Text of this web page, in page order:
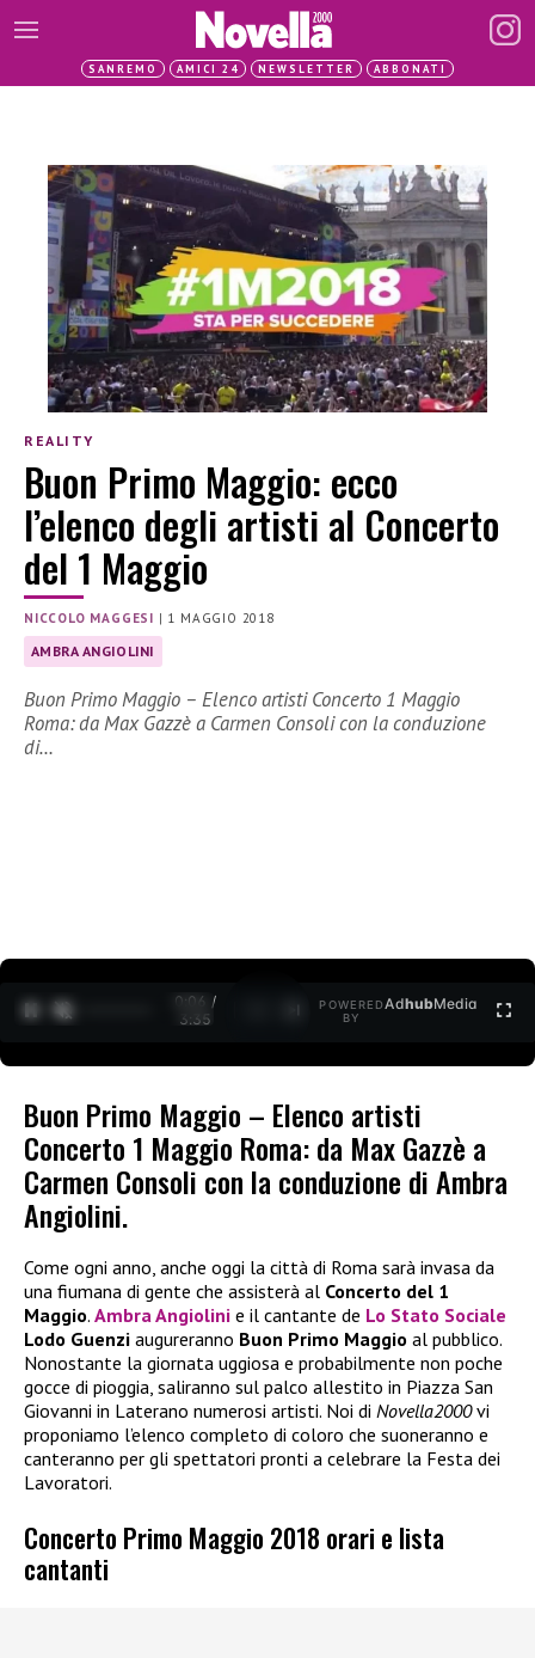
SANREMO AMICI 24 NEWSLETTER ABBONATI
REALITY
Buon Primo Maggio: ecco
l’elenco degli artisti al Concerto
del 1 Maggio
NICCOLO MAGGESI | 1 MAGGIO 2018
AMBRA ANGIOLINI
Buon Primo Maggio – Elenco artisti Concerto 1 Maggio
Roma: da Max Gazzè a Carmen Consoli con la conduzione
di…
0:07 /
3:35
POWERED
BY
AdhubMedia
Buon Primo Maggio – Elenco artisti
Concerto 1 Maggio Roma: da Max Gazzè a
Carmen Consoli con la conduzione di Ambra
Angiolini.
Come ogni anno, anche oggi la città di Roma sarà invasa da
una fiumana di gente che assisterà al Concerto del 1
Maggio. Ambra Angiolini e il cantante de Lo Stato Sociale
Lodo Guenzi augureranno Buon Primo Maggio al pubblico.
Nonostante la giornata uggiosa e probabilmente non poche
gocce di pioggia, saliranno sul palco allestito in Piazza San
Giovanni in Laterano numerosi artisti. Noi di Novella2000vi
proponiamo l’elenco completo di coloro che suoneranno e
canteranno per gli spettatori pronti a celebrare la Festa dei
Lavoratori.
Concerto Primo Maggio 2018 orari e lista
cantanti